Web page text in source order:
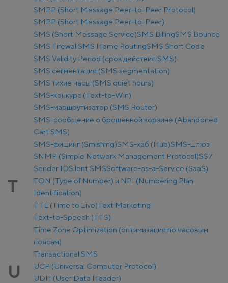
SMPP (Short Message Peer-to-Peer Protocol)
SMPP (Short Message Peer-to-Peer)
SMS (Short Message Service)SMS BillingSMS Bounce
SMS FirewallSMS Home RoutingSMS Short Code
SMS Validity Period (срок действия SMS)
SMS сегментация (SMS segmentation)
SMS тихие часы (SMS quiet hours)
SMS-конкурс (Text-to-Win)
SMS-маршрутизатор (SMS Router)
SMS-сообщение о брошенной корзине (Abandoned
Cart SMS)
SMS-фишинг (Smishing)SMS-хаб (Hub)SMS-шлюз
SNMP (Simple Network Management Protocol)SS7
Sender IDSilent SMSSoftware-as-a-Service (SaaS)
T
TON (Type of Number) и NPI (Numbering Plan
Identification)
TTL (Time to Live)Text Marketing
Text-to-Speech (TTS)
Time Zone Optimization (оптимизация по часовым
поясам)
Transactional SMS
U
UCP (Universal Computer Protocol)
UDH (User Data Header)